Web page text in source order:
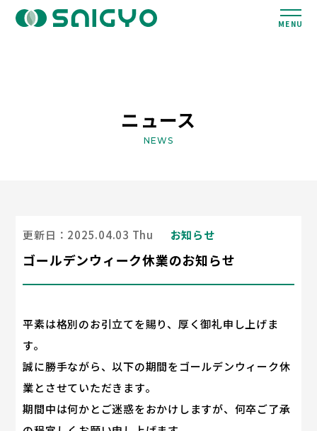
MENU
ニュース
NEWS
更新日：2025.04.03 Thu お知らせ
ゴールデンウィーク休業のお知らせ
平素は格別のお引立てを賜り、厚く御礼申し上げま
す。
誠に勝手ながら、以下の期間をゴールデンウィーク休
業とさせていただきます。
期間中は何かとご迷惑をおかけしますが、何卒ご了承